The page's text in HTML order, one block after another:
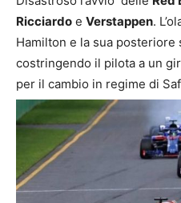
Ricciardo e Verstappen.
Hamilton e la sua
costringendo il pilota a un
per il cambio in regime di